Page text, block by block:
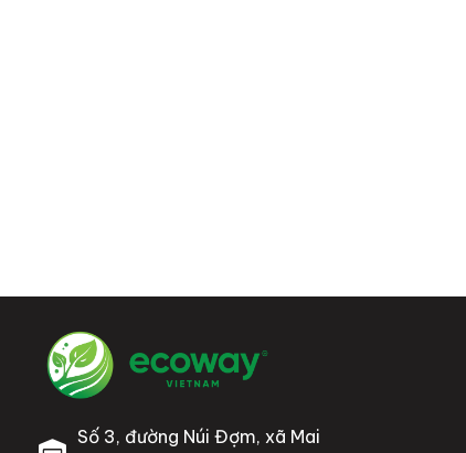
Số 3, đường Núi Đợm, xã Mai